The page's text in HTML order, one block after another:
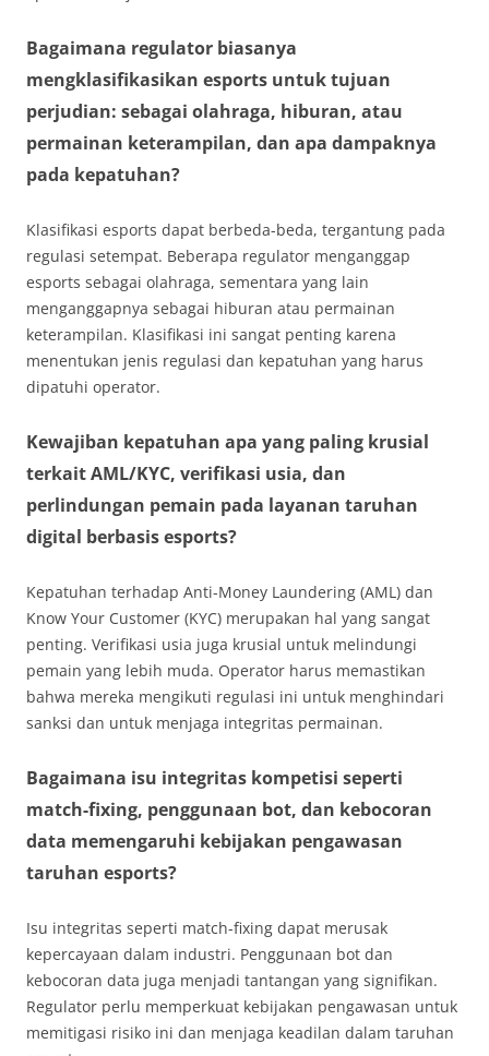
Bagaimana regulator biasanya
mengklasifikasikan esports untuk tujuan
perjudian: sebagai olahraga, hiburan, atau
permainan keterampilan, dan apa dampaknya
pada kepatuhan?
Klasifikasi esports dapat berbeda-beda, tergantung pada
regulasi setempat. Beberapa regulator menganggap
esports sebagai olahraga, sementara yang lain
menganggapnya sebagai hiburan atau permainan
keterampilan. Klasifikasi ini sangat penting karena
menentukan jenis regulasi dan kepatuhan yang harus
dipatuhi operator.
Kewajiban kepatuhan apa yang paling krusial
terkait AML/KYC, verifikasi usia, dan
perlindungan pemain pada layanan taruhan
digital berbasis esports?
Kepatuhan terhadap Anti-Money Laundering (AML) dan
Know Your Customer (KYC) merupakan hal yang sangat
penting. Verifikasi usia juga krusial untuk melindungi
pemain yang lebih muda. Operator harus memastikan
bahwa mereka mengikuti regulasi ini untuk menghindari
sanksi dan untuk menjaga integritas permainan.
Bagaimana isu integritas kompetisi seperti
match-fixing, penggunaan bot, dan kebocoran
data memengaruhi kebijakan pengawasan
taruhan esports?
Isu integritas seperti match-fixing dapat merusak
kepercayaan dalam industri. Penggunaan bot dan
kebocoran data juga menjadi tantangan yang signifikan.
Regulator perlu memperkuat kebijakan pengawasan untuk
memitigasi risiko ini dan menjaga keadilan dalam taruhan